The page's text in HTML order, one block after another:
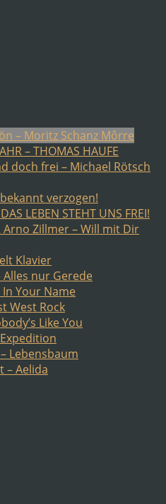
– Moritz Schanz Môrre
– THOMAS HAUFE
doch frei – Michael Rötsch
verzogen!
LEBEN STEHT UNS FREI!
Arno Zillmer – Will mit Dir
Klavier
Alles nur Gerede
Your Name
West Rock
Like You
Lebensbaum
– Aelida